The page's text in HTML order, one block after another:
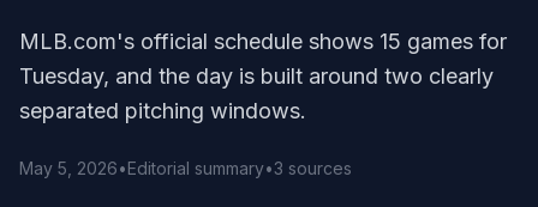
MLB.com's official schedule shows 15 games for
Tuesday, and the day is built around two clearly
separated pitching windows.
May 5, 2026•Editorial summary•3 sources